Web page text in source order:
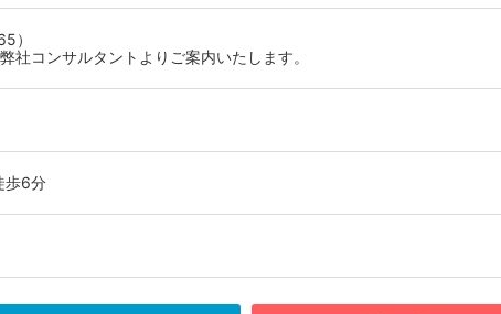
）
社コンサルタントよりご案内いたします。
歩6分